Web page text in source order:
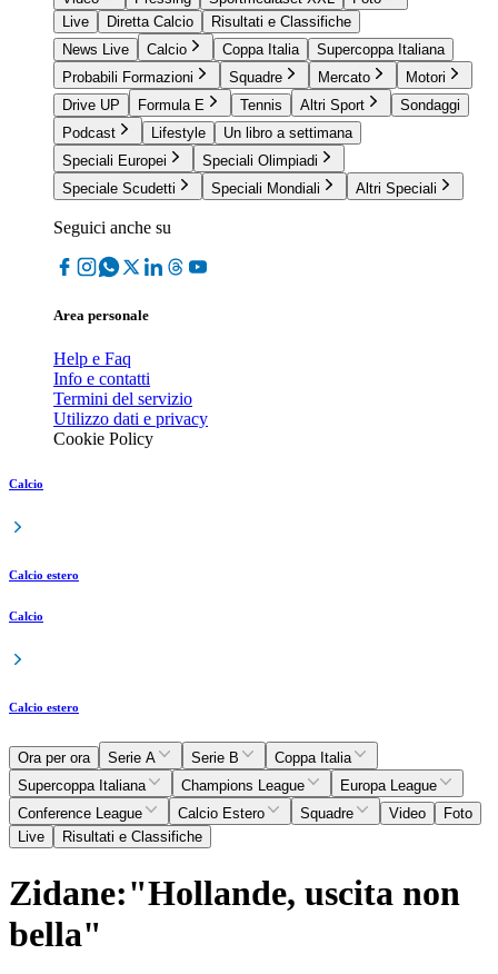
Live
Diretta Calcio
Risultati e Classifiche
News Live
Calcio Coppa Italia
Supercoppa Italiana
Probabili Formazioni
Squadre Mercato
Motori
Drive UP
Formula E Tennis Altri Sport
Sondaggi
Podcast
Lifestyle
Un libro a settimana
Speciali Europei
Speciali Olimpiadi
Speciale Scudetti
Speciali Mondiali Altri Speciali
Seguici anche su
Area personale
Help e Faq
Info e contatti
Termini del servizio
Utilizzo dati e privacy
Cookie Policy
Calcio
Calcio estero
Calcio
Calcio estero
Ora per ora Serie A Serie B
Coppa Italia
Supercoppa Italiana
Champions League
Europa League
Conference League
Calcio Estero Squadre Video
Foto
Live
Risultati e Classifiche
Zidane:"Hollande, uscita non
bella"